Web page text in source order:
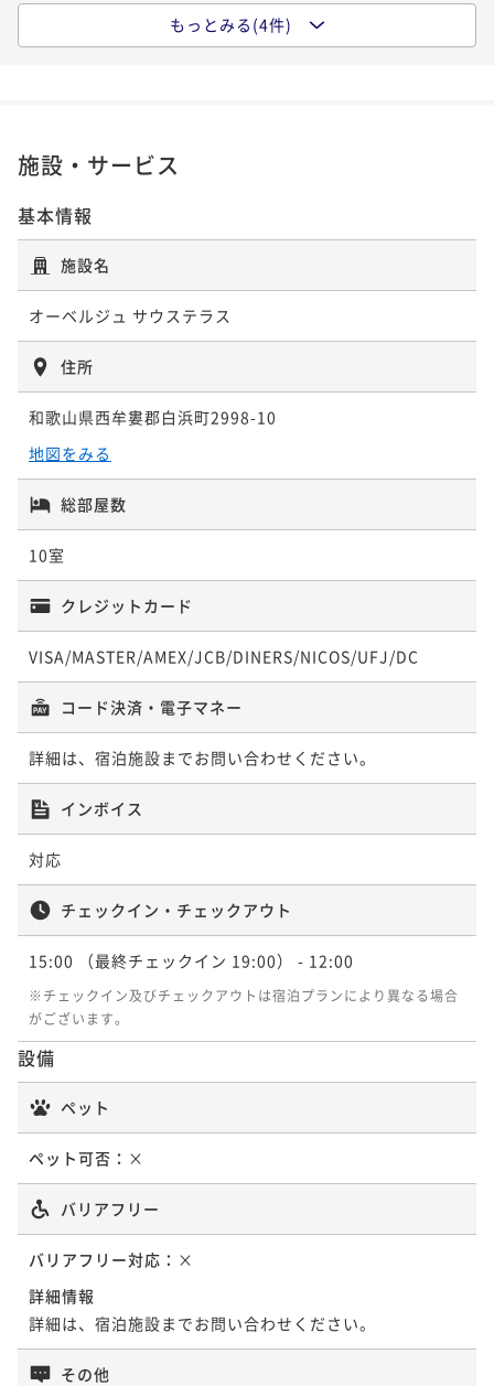
【直前割でお得に】 鉄板焼きディナー（部屋食）プ
ポイントアップ
【鉄板焼きディナー（部屋食）】お部屋で焼きたての
お料理を愉しむ贅沢プラン＜プレミアムスイート限定
二食付き
ポイント即利用で最大7％OFF
ポイントアップ
記念日やご褒美に♪＜特典付き＞
二食付き 現地決済可 事前決済可
ポイント即利用で最大7％OFF
¥147,400~
2名 ¥ 137,082 ~
ポイントアップ
【環境にやさしいECO連泊】清掃不要で特典付き！プ
レミアムスイート限定＜鉄板焼きディナー（部屋食）
＞
もっとみる(4件)
施設・サービス
基本情報
施設名
オーベルジュ サウステラス
住所
和歌山県西牟婁郡白浜町2998-10
地図をみる
総部屋数
10室
クレジットカード
VISA/MASTER/AMEX/JCB/DINERS/NICOS/UFJ/DC
コード決済・電子マネー
詳細は、宿泊施設までお問い合わせください。
インボイス
対応
チェックイン・チェックアウト
15:00 （最終チェックイン 19:00） - 12:00
※チェックイン及びチェックアウトは宿泊プランにより異なる場合
がございます。
設備
ペット
ペット可否： ×
バリアフリー
バリアフリー対応： ×
詳細情報
詳細は、宿泊施設までお問い合わせください。
その他